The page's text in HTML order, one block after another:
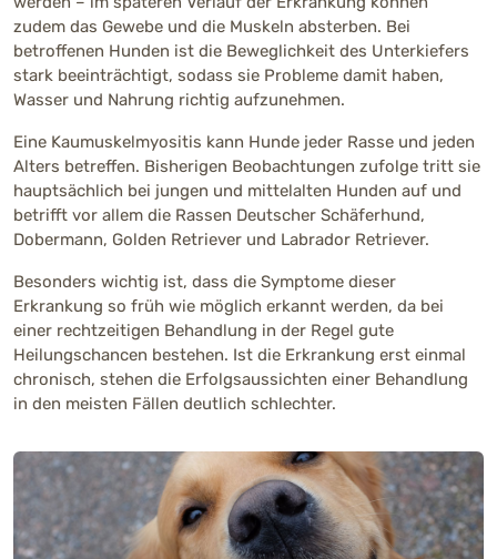
zudem das Gewebe und die Muskeln absterben. Bei
betroffenen Hunden ist die Beweglichkeit des Unterkiefers
stark beeinträchtigt, sodass sie Probleme damit haben,
Wasser und Nahrung richtig aufzunehmen.
Eine Kaumuskelmyositis kann Hunde jeder Rasse und jeden
Alters betreffen. Bisherigen Beobachtungen zufolge tritt sie
hauptsächlich bei jungen und mittelalten Hunden auf und
betrifft vor allem die Rassen Deutscher Schäferhund,
Dobermann, Golden Retriever und Labrador Retriever.
Besonders wichtig ist, dass die Symptome dieser
Erkrankung so früh wie möglich erkannt werden, da bei
einer rechtzeitigen Behandlung in der Regel gute
Heilungschancen bestehen. Ist die Erkrankung erst einmal
chronisch, stehen die Erfolgsaussichten einer Behandlung
in den meisten Fällen deutlich schlechter.